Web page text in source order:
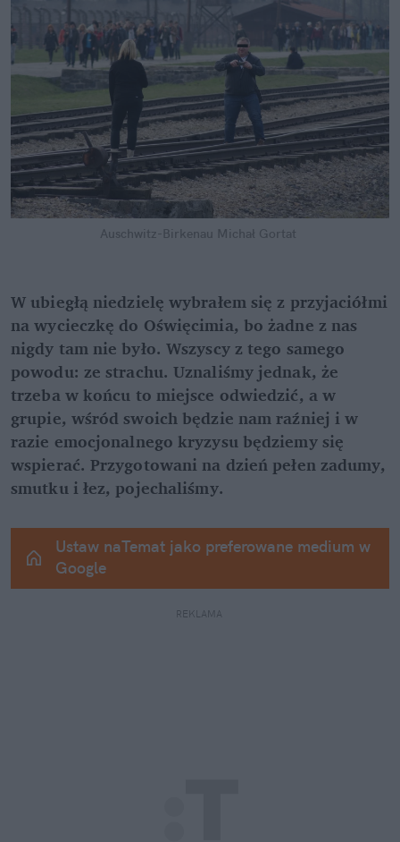
Auschwitz-Birkenau Michał Gortat
W ubiegłą niedzielę wybrałem się z przyjaciółmi
na wycieczkę do Oświęcimia, bo żadne z nas
nigdy tam nie było. Wszyscy z tego samego
powodu: ze strachu. Uznaliśmy jednak, że
trzeba w końcu to miejsce odwiedzić, a w
grupie, wśród swoich będzie nam raźniej i w
razie emocjonalnego kryzysu będziemy się
wspierać. Przygotowani na dzień pełen zadumy,
smutku i łez, pojechaliśmy.
Ustaw naTemat jako preferowane medium w
Google
REKLAMA